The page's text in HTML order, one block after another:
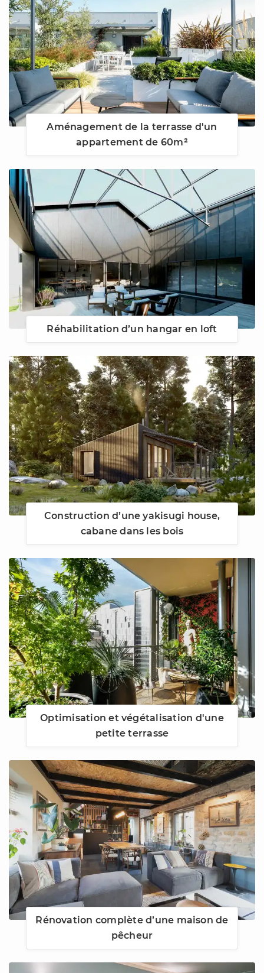
Aménagement de la terrasse d'un
appartement de 60m²
Réhabilitation d’un hangar en loft
Construction d’une yakisugi house,
cabane dans les bois
Optimisation et végétalisation d'une
petite terrasse
Rénovation complète d’une maison de
pêcheur